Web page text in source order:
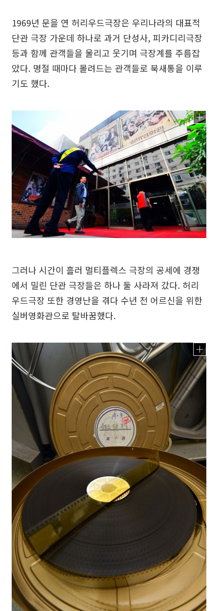
1969년 문을 연 허리우드극장은 우리나라의 대표적
단관 극장 가운데 하나로 과거 단성사, 피카디리극장
등과 함께 관객들을 울리고 웃기며 극장계를 주름잡
았다. 명절 때마다 몰려드는 관객들로 북새통을 이루
기도 했다.
그러나 시간이 흘러 멀티플렉스 극장의 공세에 경쟁
에서 밀린 단관 극장들은 하나 둘 사라져 갔다. 허리
우드극장 또한 경영난을 겪다 수년 전 어르신을 위한
실버영화관으로 탈바꿈했다.